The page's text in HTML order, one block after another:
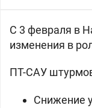
С 3 февраля в
изменения в
ПТ-САУ
Снижение